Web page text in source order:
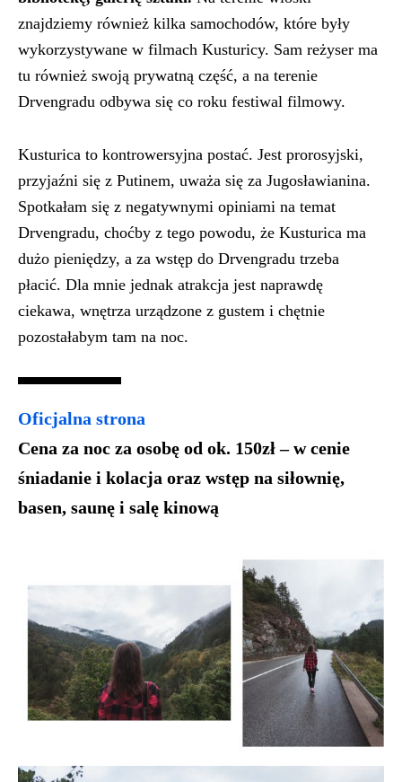
znajdziemy również kilka samochodów, które były
wykorzystywane w filmach Kusturicy. Sam reżyser ma
tu również swoją prywatną część, a na terenie
Drvengradu odbywa się co roku festiwal filmowy.
Kusturica to kontrowersyjna postać. Jest prorosyjski,
przyjaźni się z Putinem, uważa się za Jugosławianina.
Spotkałam się z negatywnymi opiniami na temat
Drvengradu, choćby z tego powodu, że Kusturica ma
dużo pieniędzy, a za wstęp do Drvengradu trzeba
płacić. Dla mnie jednak atrakcja jest naprawdę
ciekawa, wnętrza urządzone z gustem i chętnie
pozostałabym tam na noc.
Oficjalna strona
Cena za noc za osobę od ok. 150zł – w cenie
śniadanie i kolacja oraz wstęp na siłownię,
basen, saunę i salę kinową